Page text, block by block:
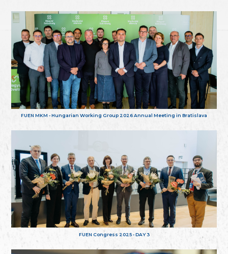
FUEN MKM - Hungarian Working Group 2026 Annual Meeting in Bratislava
FUEN Congress 2025 - DAY 3